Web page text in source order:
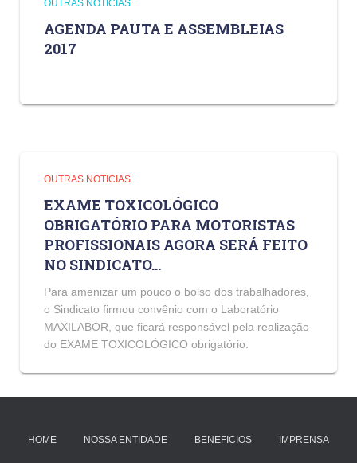
OUTRAS NOTICIAS
AGENDA PAUTA E ASSEMBLEIAS
2017
OUTRAS NOTICIAS
EXAME TOXICOLÓGICO
OBRIGATÓRIO PARA MOTORISTAS
PROFISSIONAIS AGORA SERÁ FEITO
NO SINDICATO…
Para amenizar um pouco o bolso dos trabalhadores,
o Sindicato firmou convênio com o Laboratório
MAXILABOR, que ficará responsável pela realização
do EXAME TOXICOLÓGICO obrigatório.
HOME NOSSA ENTIDADE BENEFICIOS IMPRENSA